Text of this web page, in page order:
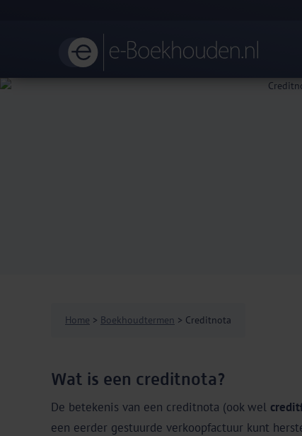
Home > Boekhoudtermen > Creditnota
Wat is een creditnota?
De betekenis van een creditnota (ook wel
een eerder gestuurde verkoopfactuur kunt